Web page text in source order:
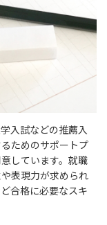
入試などの推薦入
ためのサポートプ
しています。就職
表現力が求められ
合格に必要なスキ